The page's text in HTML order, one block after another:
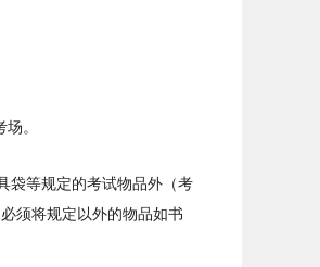
。
袋等规定的考试物品外（考
须将规定以外的物品如书